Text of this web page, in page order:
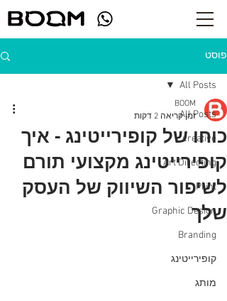
פוסט
All Posts
creative
Art Directing
Print
Graphic Design
Branding
קופירייטינג
מותג
All Posts
כוחו של קופירייטינג - איך
קופירייטינג מקצועי תורם
לשיפור השיווק של העסק
שלך
BOOM
זמן קריאה 2 דקות